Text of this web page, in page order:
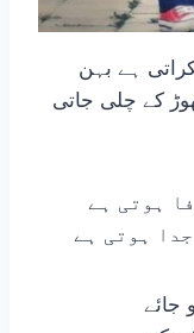
ہے بہن
کے چلی جاتی
ہوتی ہے
ہوتی ہے
جائے